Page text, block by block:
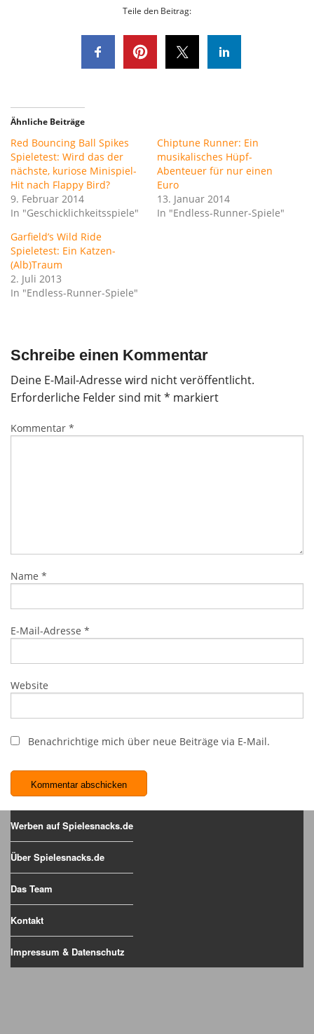
Teile den Beitrag:
Ähnliche Beiträge
Red Bouncing Ball Spikes
Spieletest: Wird das der
nächste, kuriose Minispiel-
Hit nach Flappy Bird?
9. Februar 2014
In "Geschicklichkeitsspiele"
Chiptune Runner: Ein
musikalisches Hüpf-
Abenteuer für nur einen
Euro
13. Januar 2014
In "Endless-Runner-Spiele"
Garfield’s Wild Ride
Spieletest: Ein Katzen-
(Alb)Traum
2. Juli 2013
In "Endless-Runner-Spiele"
Schreibe einen Kommentar
Deine E-Mail-Adresse wird nicht veröffentlicht.
Erforderliche Felder sind mit* markiert
Kommentar *
Name *
E-Mail-Adresse *
Website
Benachrichtige mich über neue Beiträge via E-Mail.
Werben auf Spielesnacks.de
Über Spielesnacks.de
Das Team
Kontakt
Impressum & Datenschutz